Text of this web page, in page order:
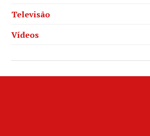
Televisão
Vídeos